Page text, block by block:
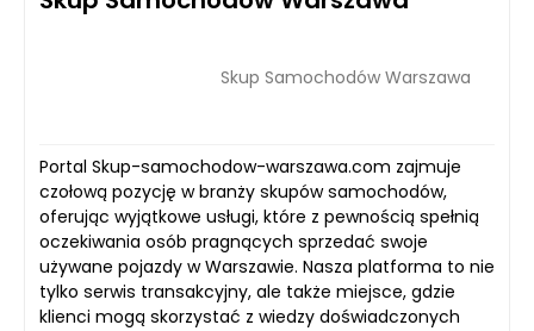
Skup Samochodów Warszawa
Portal Skup-samochodow-warszawa.com zajmuje
czołową pozycję w branży skupów samochodów,
oferując wyjątkowe usługi, które z pewnością spełnią
oczekiwania osób pragnących sprzedać swoje
używane pojazdy w Warszawie. Nasza platforma to nie
tylko serwis transakcyjny, ale także miejsce, gdzie
klienci mogą skorzystać z wiedzy doświadczonych